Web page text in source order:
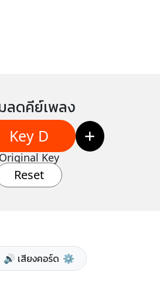
ลดคีย์เพลง
Key D
Original Key
Reset
🔊 เสียงคอร์ด ⚙️